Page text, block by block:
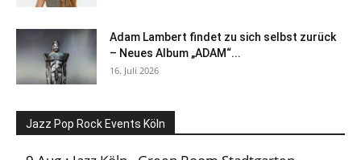
Adam Lambert findet zu sich selbst zurück
– Neues Album „ADAM“...
16. Juli 2026
Jazz Pop Rock Events Köln